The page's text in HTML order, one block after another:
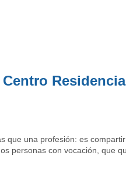
que una profesión: es
personas con vocación, que